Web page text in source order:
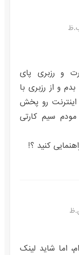
و رزبری پای
و از رزبری با
اینترنت رو پخش
سیم کارتی
کنید ؟!
اما شاید لینک